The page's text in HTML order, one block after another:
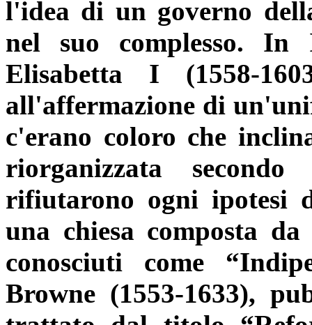
l'idea di un governo
nel suo complesso.
Elisabetta I (1558-
all'affermazione di
c'erano coloro che
riorganizzata
rifiutarono ogni ipotesi
una chiesa composta
conosciuti come
Browne (1553-1633),